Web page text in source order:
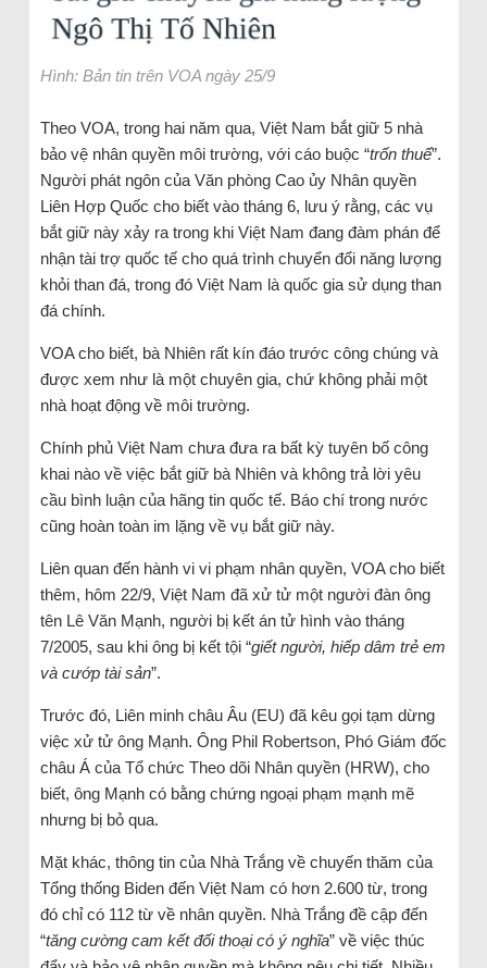
Hình: Bản tin trên VOA ngày 25/9
Theo VOA, trong hai năm qua, Việt Nam bắt giữ 5 nhà
bảo vệ nhân quyền môi trường, với cáo buộc “trốn thuế”.
Người phát ngôn của Văn phòng Cao ủy Nhân quyền
Liên Hợp Quốc cho biết vào tháng 6, lưu ý rằng, các vụ
bắt giữ này xảy ra trong khi Việt Nam đang đàm phán để
nhận tài trợ quốc tế cho quá trình chuyển đổi năng lượng
khỏi than đá, trong đó Việt Nam là quốc gia sử dụng than
đá chính.
VOA cho biết, bà Nhiên rất kín đáo trước công chúng và
được xem như là một chuyên gia, chứ không phải một
nhà hoạt động về môi trường.
Chính phủ Việt Nam chưa đưa ra bất kỳ tuyên bố công
khai nào về việc bắt giữ bà Nhiên và không trả lời yêu
cầu bình luận của hãng tin quốc tế. Báo chí trong nước
cũng hoàn toàn im lặng về vụ bắt giữ này.
Liên quan đến hành vi vi phạm nhân quyền, VOA cho biết
thêm, hôm 22/9, Việt Nam đã xử tử một người đàn ông
tên Lê Văn Mạnh, người bị kết án tử hình vào tháng
7/2005, sau khi ông bị kết tội “giết người, hiếp dâm trẻ em
và cướp tài sản”.
Trước đó, Liên minh châu Âu (EU) đã kêu gọi tạm dừng
việc xử tử ông Mạnh. Ông Phil Robertson, Phó Giám đốc
châu Á của Tổ chức Theo dõi Nhân quyền (HRW), cho
biết, ông Mạnh có bằng chứng ngoại phạm mạnh mẽ
nhưng bị bỏ qua.
Mặt khác, thông tin của Nhà Trắng về chuyến thăm của
Tổng thống Biden đến Việt Nam có hơn 2.600 từ, trong
đó chỉ có 112 từ về nhân quyền. Nhà Trắng đề cập đến
“tăng cường cam kết đối thoại có ý nghĩa” về việc thúc